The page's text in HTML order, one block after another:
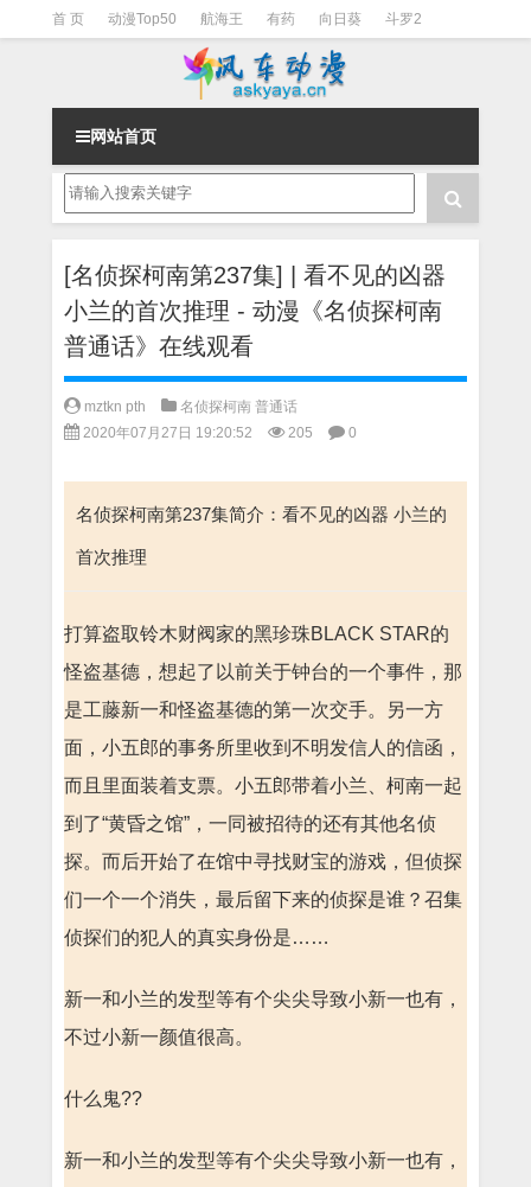
首 页 动漫Top50 航海王 有药 向日葵 斗罗2
一拳超人 柯南 阴阳师
网站首页
[名侦探柯南第237集] | 看不见的凶器
小兰的首次推理 - 动漫《名侦探柯南
普通话》在线观看
mztkn pth
名侦探柯南 普通话
2020年07月27日 19:20:52
205 0
名侦探柯南第237集简介：看不见的凶器 小兰的
首次推理
打算盗取铃木财阀家的黑珍珠BLACK STAR的
怪盗基德，想起了以前关于钟台的一个事件，那
是工藤新一和怪盗基德的第一次交手。另一方
面，小五郎的事务所里收到不明发信人的信函，
而且里面装着支票。小五郎带着小兰、柯南一起
到了“黄昏之馆”，一同被招待的还有其他名侦
探。而后开始了在馆中寻找财宝的游戏，但侦探
们一个一个消失，最后留下来的侦探是谁？召集
侦探们的犯人的真实身份是……
新一和小兰的发型等有个尖尖导致小新一也有，
不过小新一颜值很高。
什么鬼??
新一和小兰的发型等有个尖尖导致小新一也有，